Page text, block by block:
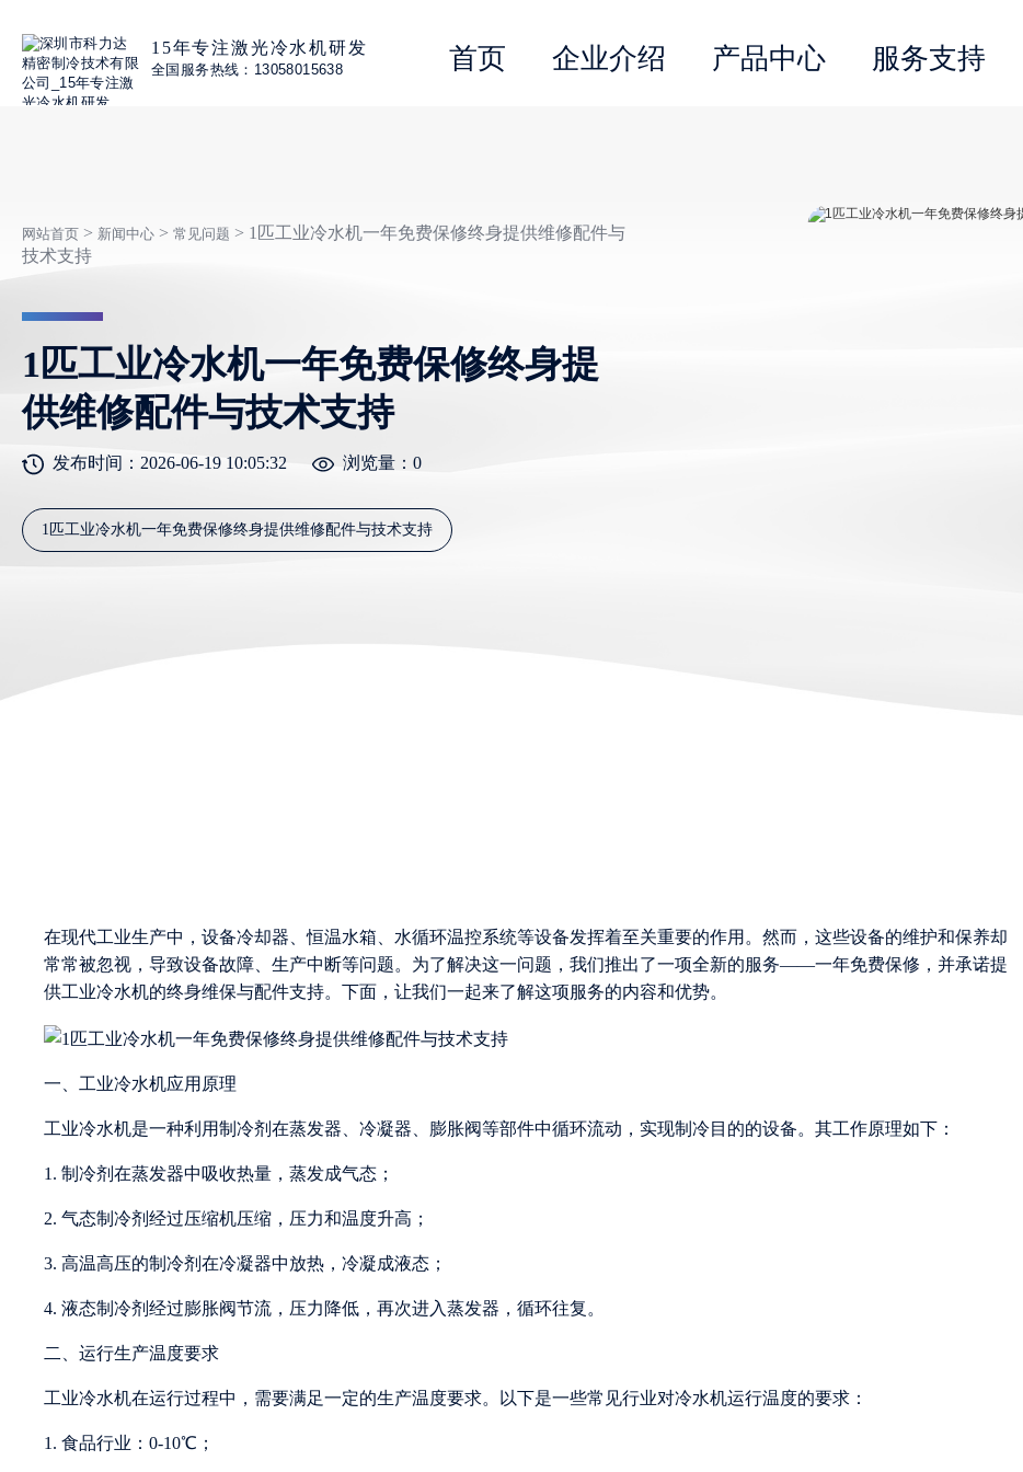
15年专注激光冷水机研发
全国服务热线：13058015638 首页 企业介绍 产品中心 服务支持
网站首页 > 新闻中心 > 常见问题 > 1匹工业冷水机一年免费保修终身提供维修配件与
技术支持
1匹工业冷水机一年免费保修终身提
供维修配件与技术支持
发布时间：2026-06-19 10:05:32 浏览量： 0
1匹工业冷水机一年免费保修终身提供维修配件与技术支持
在现代工业生产中，设备冷却器、恒温水箱、水循环温控系统等设备发挥着至关重要的作用。然而，这些设备的维护和保养却
常常被忽视，导致设备故障、生产中断等问题。为了解决这一问题，我们推出了一项全新的服务——一年免费保修，并承诺提
供工业冷水机的终身维保与配件支持。下面，让我们一起来了解这项服务的内容和优势。
一、工业冷水机应用原理
工业冷水机是一种利用制冷剂在蒸发器、冷凝器、膨胀阀等部件中循环流动，实现制冷目的的设备。其工作原理如下：
1. 制冷剂在蒸发器中吸收热量，蒸发成气态；
2. 气态制冷剂经过压缩机压缩，压力和温度升高；
3. 高温高压的制冷剂在冷凝器中放热，冷凝成液态；
4. 液态制冷剂经过膨胀阀节流，压力降低，再次进入蒸发器，循环往复。
二、运行生产温度要求
工业冷水机在运行过程中，需要满足一定的生产温度要求。以下是一些常见行业对冷水机运行温度的要求：
1. 食品行业：0-10℃；